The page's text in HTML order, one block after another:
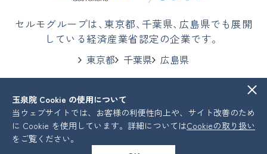
セルモグループは、東京都、 千葉県、 広島県でも展開
している経済産業省認定の企業です。
東京都
千葉県 広島県
株式会社セルモ
COPYRIGHT © Celmo All Rights Reserved.
玉泉院 Cookie の使用について
当ウェブサイトでは、お客様の利便性向上や、サイト改善のため
に Cookie を使用しています。詳細についてはCookieの取り扱い
をご覧ください。